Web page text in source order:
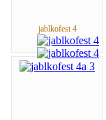
jablkofest 4